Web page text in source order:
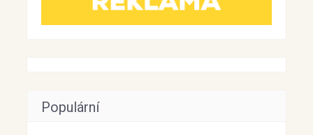
Populární